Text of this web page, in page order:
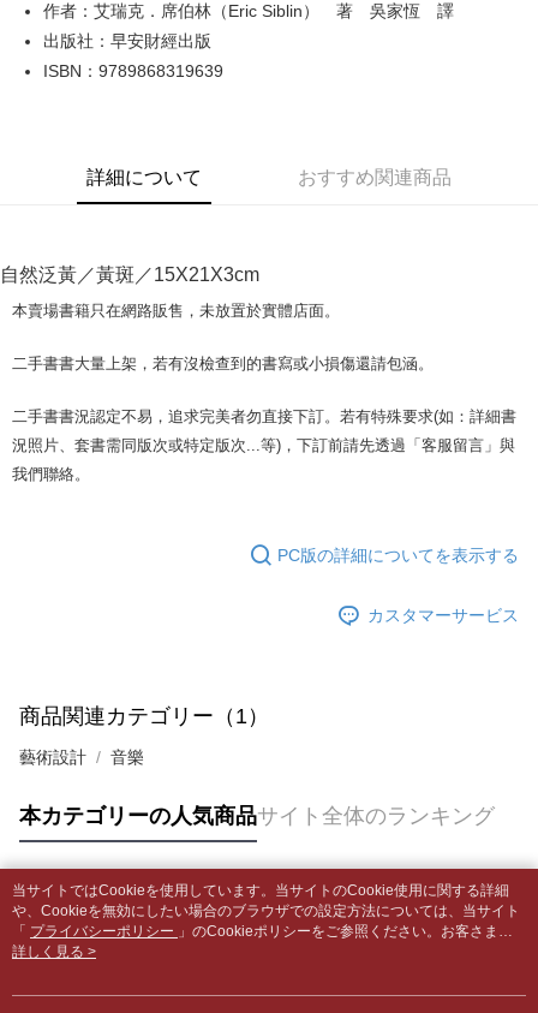
JKOPAY
【OP Pay Later 使用説明】
1. 本サービスは台湾大哥大によって提供され、台湾大哥大のユーザーは追
的に OP Pay Later の取引プロセスに移行し、携帯番号を確認後、分割払
3. 実際の承認額、分割回数および費用については、後続の取引確認ページ
4. 注文成立後30分以内に確認取引を行わない場合や審査が通過しない場
合、注文は自動的にキャンセルされます。「転専審査」に未通過の状況が
1. 分割払いの金額は電信請求書に統合されず、「OP Pay Later」は毎月の
締め日後に支払いリマインダーのSMSを送信します。
1. 本サービスは「台湾大哥大株式会社」（以下「当社」といいます）によ
購入できるようにし、店舗が売買／分割払い売買の債権を当社に譲渡した
後、契約に基づいて当社の請求書で帳款を支払うことになります。
2. 「OP Pay Later」を利用する契約関係の目的から、店舗はあなたの個人
情報（名前、電話または住所を含む）を台湾大哥大に提供し、収集、処理
および利用するために、当社があなた本人と分割請求書に必要な情報の確
認、照合および修正を行います。
3. 完全なユーザーサービス規約については、以下のリンクを参照してくだ
さい：https://oppay.tw/userRule
AFTEE代金後払い
一、 AFTEE代金後払いについて
2.SMSで認証してお支払い手続を進めてください。
3.注文するときのお支払いは不要です。商品はご指定の住所に配送されま
す。
4.ご注文が完了すると、携帯に支払い通知のSMSが届きます。アプリ会員
はアプリの通知に従って、4大コンビニ、またはATM/オンラインバンキン
代金納付期限は最短で 14 日以内ですので、ご注意ください。AFTEE アプ
お支払期限は、ショップが請求した期日と、AFTEEで延長できる日数をも
とに計算されます。AFTEEで注文すると、商品を受け取るまで支払い期限
を延長できますが、商品を期限内に受け取れない場合があります（例：予
約商品や商品到着日が比較的遅い商品）。そのため、商品到着の有無に関
二、支払い限度額
2.決済金額は最低NT$20です。
3.現在、台湾の会員のみご利用いただけます。
三、利用規約「AFTEE代金後払い」（以下当サービスという）はネットプ
ATM払い
配送方法
全家取貨付款【書籍"本數"8本以上，建議使用中華郵政宅配包
配送毎にNT$65、NT$688以上で送料無料
付款後7-11取貨
中華郵政包裹
配送毎にNT$65、NT$688以上で送料無料
中華郵政包裹(離島)
配送毎にNT$65、NT$688以上で送料無料
士林門市自取(書送達簡訊通知)
作者：艾瑞克．席伯林（Eric Siblin） 著 吳家恆 譯
出版社：早安財經出版
ISBN：9789868319639
詳細について おすすめ関連商品
自然泛黃／黃斑／15X21X3cm
本賣場書籍只在網路販售，未放置於實體店面。
二手書書大量上架，若有沒檢查到的書寫或小損傷還請包涵。
二手書書況認定不易，追求完美者勿直接下訂。若有特殊要求(如：詳細書
況照片、套書需同版次或特定版次...等)，下訂前請先透過「客服留言」與
我們聯絡。
PC版の詳細についてを表示する
カスタマーサービス
商品関連カテゴリー（1）
藝術設計 音樂
本カテゴリーの人気商品サイト全体のランキング
人気タグ
当サイトではCookieを使用しています。当サイトのCookie使用に関する詳細
や、Cookieを無効にしたい場合のブラウザでの設定方法については、当サイト
「 プライバシーポリシー 」のCookieポリシーをご参照ください。お客さま
が、当サイトを引き続き使用される場合、当社がサイト利用規約のCookieポリ
詳しく見る >